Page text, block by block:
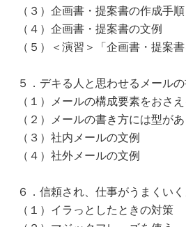
（３）企画書・提案書の作成手順
（４）企画書・提案書の文例
（５）＜演習＞「企画書・提案書
５．デキる人と思わせるメール
（１）メールの構成要素をおさえ
（２）メールの書き方には型があ
（３）社内メールの文例
（４）社外メールの文例
６．信頼され、仕事がうまくい
（１）イラっとしたときの対策